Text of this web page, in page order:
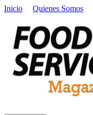
Inicio Quienes Somos